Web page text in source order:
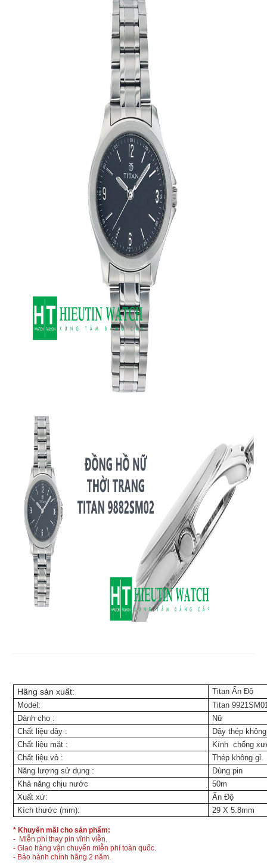
Hãng sản xuất:
Titan Ấn Độ
Model:
Titan
Dành cho :
Nữ
Chất liệu dây :
Dây thép
Chất liệu mặt :
Kính chống
Chất liệu vỏ :
Thép không gỉ.
Năng lượng sử dụng :
Dùng pin
Khả năng chịu nước
50m
Xuất xứ:
Ấn Độ
Kích thước (mm):
29 X 5.8mm
* Khuyến mãi cho sản phẩm:
- Miễn phí thay pin vĩnh viễn.
- Giao hàng vận chuyển miễn phí toàn quốc.
- Bảo hành chính hãng 2 năm.